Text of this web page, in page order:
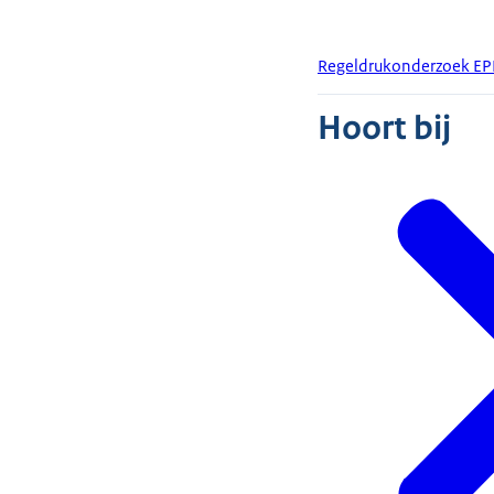
Regeldrukonderzoek
Hoort bij